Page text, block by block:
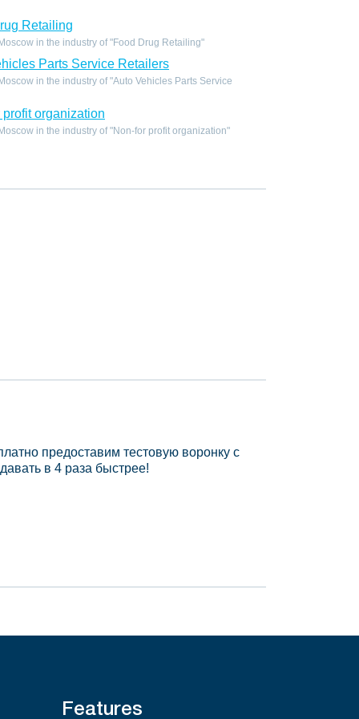
Retailing
in the industry of "Food Drug Retailing"
Parts Service Retailers
in the industry of "Auto Vehicles Parts Service
organization
in the industry of "Non-for profit organization"
предоставим тестовую воронку с
в 4 раза быстрее!
Features